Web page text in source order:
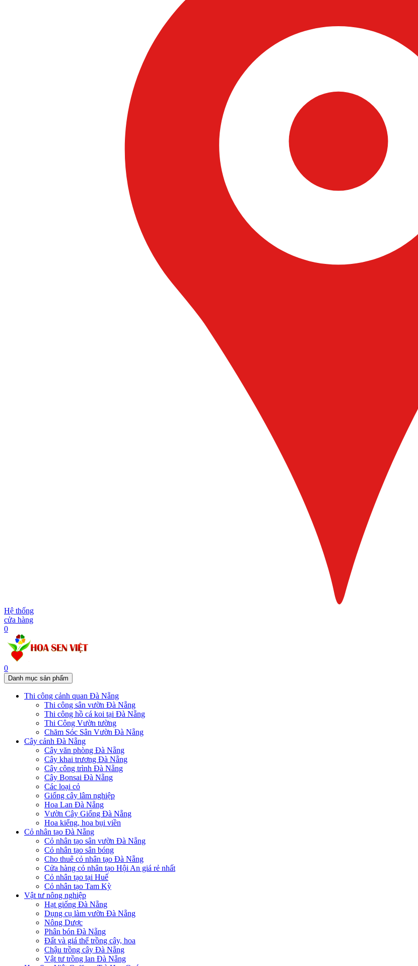
Hệ thống
cửa hàng
0
0
Danh mục sản phẩm
Thi công cảnh quan Đà Nẵng
Thi công sân vườn Đà Nẵng
Thi công hồ cá koi tại Đà Nẵng
Thi Công Vườn tường
Chăm Sóc Sân Vườn Đà Nẵng
Cây cảnh Đà Nẵng
Cây văn phòng Đà Nẵng
Cây khai trương Đà Nẵng
Cây công trình Đà Nẵng
Cây Bonsai Đà Nẵng
Các loại cỏ
Giống cây lâm nghiệp
Hoa Lan Đà Nẵng
Vườn Cây Giống Đà Nẵng
Hoa kiểng, hoa bụi viền
Cỏ nhân tạo Đà Nẵng
Cỏ nhân tạo sân vườn Đà Nẵng
Cỏ nhân tạo sân bóng
Cho thuê cỏ nhân tạo Đà Nẵng
Cửa hàng cỏ nhân tạo Hội An giá rẻ nhất
Cỏ nhân tạo tại Huế
Cỏ nhân tạo Tam Kỳ
Vật tư nông nghiệp
Hạt giống Đà Nẵng
Dụng cụ làm vườn Đà Nẵng
Nông Dược
Phân bón Đà Nẵng
Đất và giá thể trồng cây, hoa
Chậu trồng cây Đà Nẵng
Vật tư trồng lan Đà Nẵng